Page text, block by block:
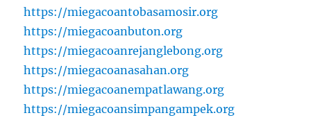
https://miegacoantobasamosir.org
https://miegacoanbuton.org
https://miegacoanrejanglebong.org
https://miegacoanasahan.org
https://miegacoanempatlawang.org
https://miegacoansimpangampek.org